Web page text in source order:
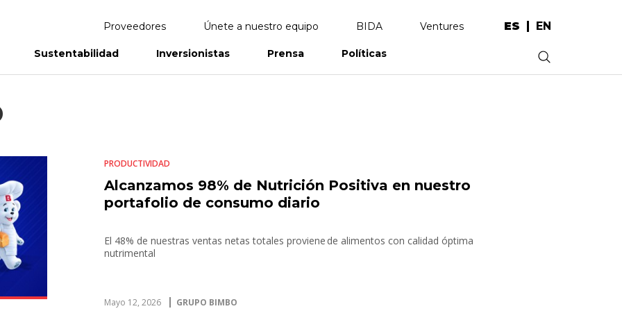
Proveedores Únete a nuestro equipo BIDA Ventures ES EN
Sustentabilidad Inversionistas Prensa Políticas .
PRODUCTIVIDAD
Alcanzamos 98% de Nutrición Positiva en nuestro
portafolio de consumo diario
El 48% de nuestras ventas netas totales proviene de alimentos con calidad óptima
nutrimental
Mayo 12, 2026 GRUPO BIMBO